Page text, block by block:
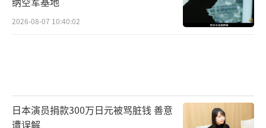
毫反省。今年是东京审判80周年，在这样一个
2026-08-07 10:40:02
日本演员捐款300万日元被骂脏钱 善意
遭误解